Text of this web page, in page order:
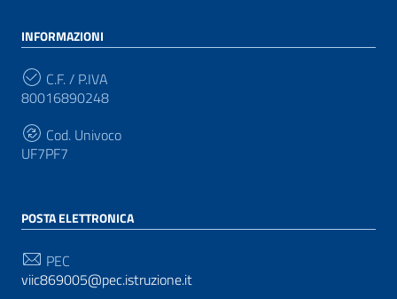
INFORMAZIONI
C.F. / P.IVA
80016890248
Cod. Univoco
UF7PF7
POSTA ELETTRONICA
PEC
viic869005@pec.istruzione.it